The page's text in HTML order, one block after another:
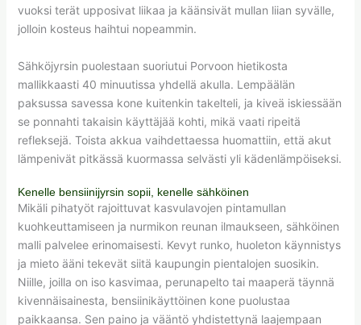
vuoksi terät upposivat liikaa ja käänsivät mullan liian syvälle,
jolloin kosteus haihtui nopeammin.
Sähköjyrsin puolestaan suoriutui Porvoon hietikosta
mallikkaasti 40 minuutissa yhdellä akulla. Lempäälän
paksussa savessa kone kuitenkin takelteli, ja kiveä iskiessään
se ponnahti takaisin käyttäjää kohti, mikä vaati ripeitä
refleksejä. Toista akkua vaihdettaessa huomattiin, että akut
lämpenivät pitkässä kuormassa selvästi yli kädenlämpöiseksi.
Kenelle bensiinijyrsin sopii, kenelle sähköinen
Mikäli pihatyöt rajoittuvat kasvulavojen pintamullan
kuohkeuttamiseen ja nurmikon reunan ilmaukseen, sähköinen
malli palvelee erinomaisesti. Kevyt runko, huoleton käynnistys
ja mieto ääni tekevät siitä kaupungin pientalojen suosikin.
Niille, joilla on iso kasvimaa, perunapelto tai maaperä täynnä
kivennäisainesta, bensiinikäyttöinen kone puolustaa
paikkaansa. Sen paino ja vääntö yhdistettynä laajempaan